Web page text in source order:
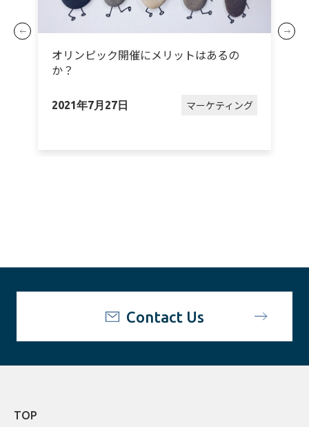
オリンピック開催にメリットはあるの
か？
2021年7月27日 マーケティング
Contact Us
TOP